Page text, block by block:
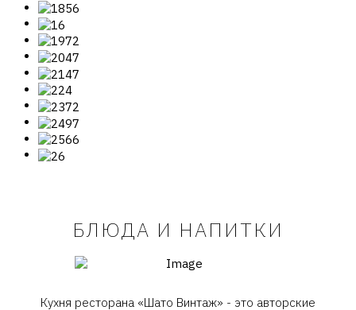
БЛЮДА И НАПИТКИ
Кухня ресторана «Шато Винтаж» - это авторские